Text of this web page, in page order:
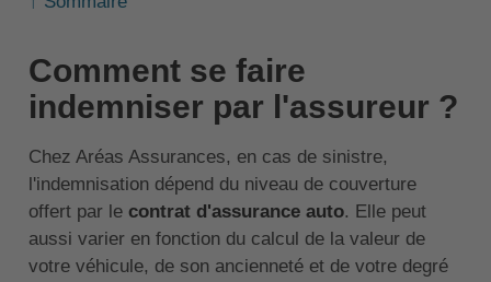
Comment se faire
indemniser par l'assureur ?
Chez Aréas Assurances, en cas de sinistre,
l'indemnisation dépend du niveau de couverture
offert par le contrat d'assurance auto. Elle peut
aussi varier en fonction du calcul de la valeur de
votre véhicule, de son ancienneté et de votre degré